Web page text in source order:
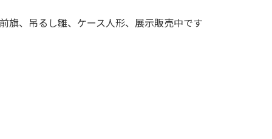
、吊るし雛、ケース人形、展示販売中です